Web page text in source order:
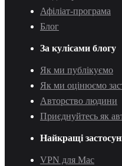
Афіліат-програма
Блог
За кулісами блогу
Як ми публікуємо
Як ми оцінюємо
Авторство людини
Приєднуйтесь як
Найкращі
VPN для Mac